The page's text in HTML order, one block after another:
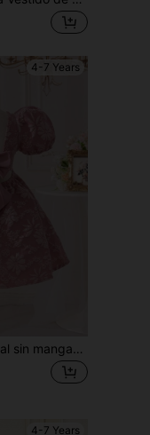
4-7 Years
SHEIN Vestido informal sin mangas tejido rosa para niña con gran decoración de lazo
4-7 Years